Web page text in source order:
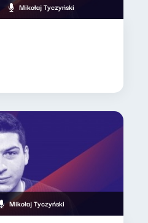
Mikołaj Tyczyński
Mikołaj Tyczyński